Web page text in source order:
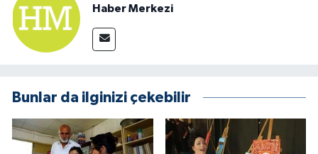
Haber Merkezi
Bunlar da ilginizi çekebilir